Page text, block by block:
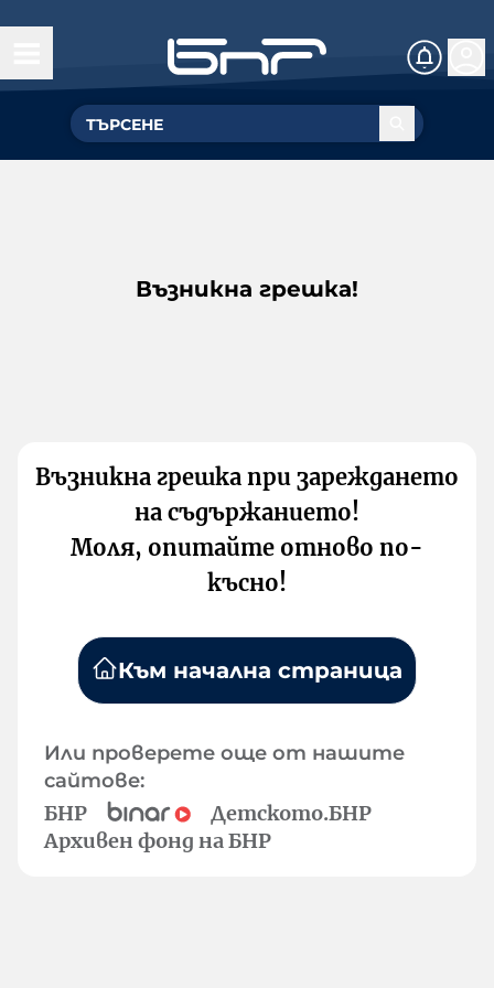
Възникна грешка!
Възникна грешка при зареждането
на съдържанието!
Моля, опитайте отново по-
късно!
Към начална страница
Или проверете още от нашите
сайтове:
БНР
Детското.БНР
Архивен фонд на БНР